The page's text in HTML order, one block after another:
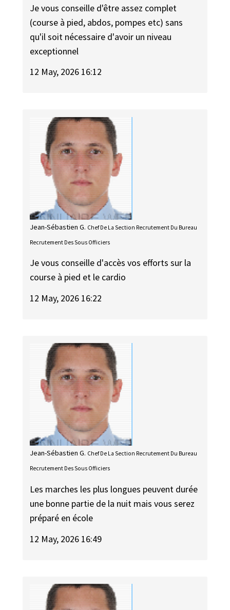
Je vous conseille d'être assez complet
(course à pied, abdos, pompes etc) sans
qu'il soit nécessaire d'avoir un niveau
exceptionnel
12 May, 2026 16:12
Jean-Sébastien G. Chef De La Section Recrutement Du Bureau
Recrutement Des Sous Officiers
Je vous conseille d'accès vos efforts sur la
course à pied et le cardio
12 May, 2026 16:22
Jean-Sébastien G. Chef De La Section Recrutement Du Bureau
Recrutement Des Sous Officiers
Les marches les plus longues peuvent durée
une bonne partie de la nuit mais vous serez
préparé en école
12 May, 2026 16:49